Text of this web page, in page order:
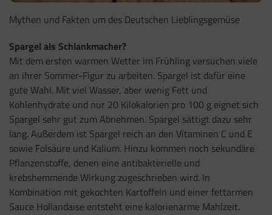
Mythen und Fakten um des Deutschen Lieblingsgemüse
Spargel als Schlankmacher?
Mit dem ersten warmen Wetter im Frühling versuchen viele
an ihrer Sommer-Figur zu arbeiten. Spargel ist dafür eine
gute Wahl. Mit viel Wasser, aber wenig Fett und
Kohlenhydrate und nur 20 Kilokalorien pro 100 g eignet sich
Spargel sehr gut zum Abnehmen. Spargel sättigt dazu sehr
lang. Außerdem ist Spargel reich an den Vitaminen C und E
sowie Folsäure und Kalium. Hinzu kommen noch sekundäre
Pflanzenstoffe, denen eine antibakterielle und
krebshemmende Wirkung zugeschrieben wird. In
Kombination mit gekochten Kartoffeln und einer fettarmen
Sauce Hollandaise entsteht eine kalorienarme Mahlzeit.